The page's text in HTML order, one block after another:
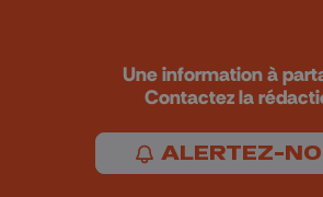
Une information à
Contactez la
ALERTEZ-